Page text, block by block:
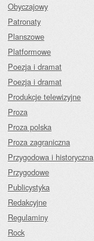
Obyczajowy
Patronaty
Planszowe
Platformowe
Poezja i dramat
Poezja i dramat
Produkcje telewizyjne
Proza
Proza polska
Proza zagraniczna
Przygodowa i historyczna
Przygodowe
Publicystyka
Redakcyjne
Regulaminy
Rock